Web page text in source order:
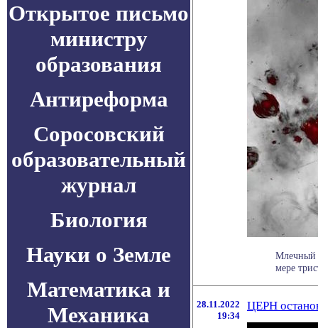
Открытое письмо
министру
образования
Антиреформа
Соросовский
образовательный
журнал
Биология
Науки о Земле
Математика и
Механика
Млечный
мере
28.11.2022
19:34
ЦЕРН